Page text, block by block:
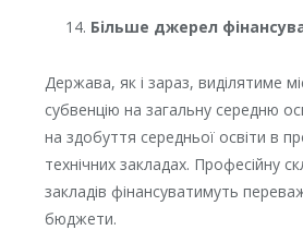
Більше джерел
Держава, як і зараз, виділятиме
субвенцію на загальну середню
на здобуття середньої освіти в
технічних закладах. Професійну
закладів фінансуватимуть
бюджети.